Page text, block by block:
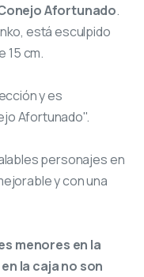
Afortunado.
está esculpido
15 cm.
y es
Afortunado".
personajes en
y con una
menores en la
la caja no son